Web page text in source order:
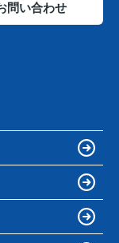
問い合わせ